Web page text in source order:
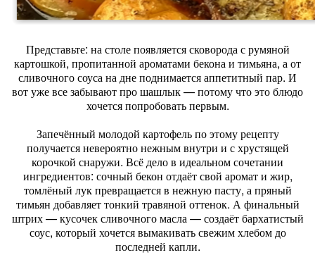
Представьте: на столе появляется сковорода с румяной
картошкой, пропитанной ароматами бекона и тимьяна, а от
сливочного соуса на дне поднимается аппетитный пар. И
вот уже все забывают про шашлык — потому что это блюдо
хочется попробовать первым.
Запечённый молодой картофель по этому рецепту
получается невероятно нежным внутри и с хрустящей
корочкой снаружи. Всё дело в идеальном сочетании
ингредиентов: сочный бекон отдаёт свой аромат и жир,
томлёный лук превращается в нежную пасту, а пряный
тимьян добавляет тонкий травяной оттенок. А финальный
штрих — кусочек сливочного масла — создаёт бархатистый
соус, который хочется вымакивать свежим хлебом до
последней капли.